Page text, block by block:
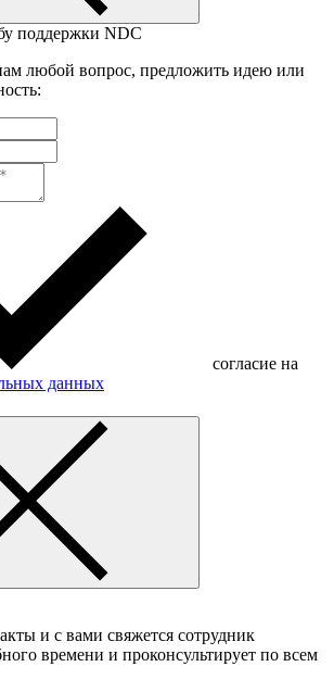
поддержки NDC
любой вопрос, предложить идею или
согласие на
данных
и с вами свяжется сотрудник
времени и проконсультирует по всем